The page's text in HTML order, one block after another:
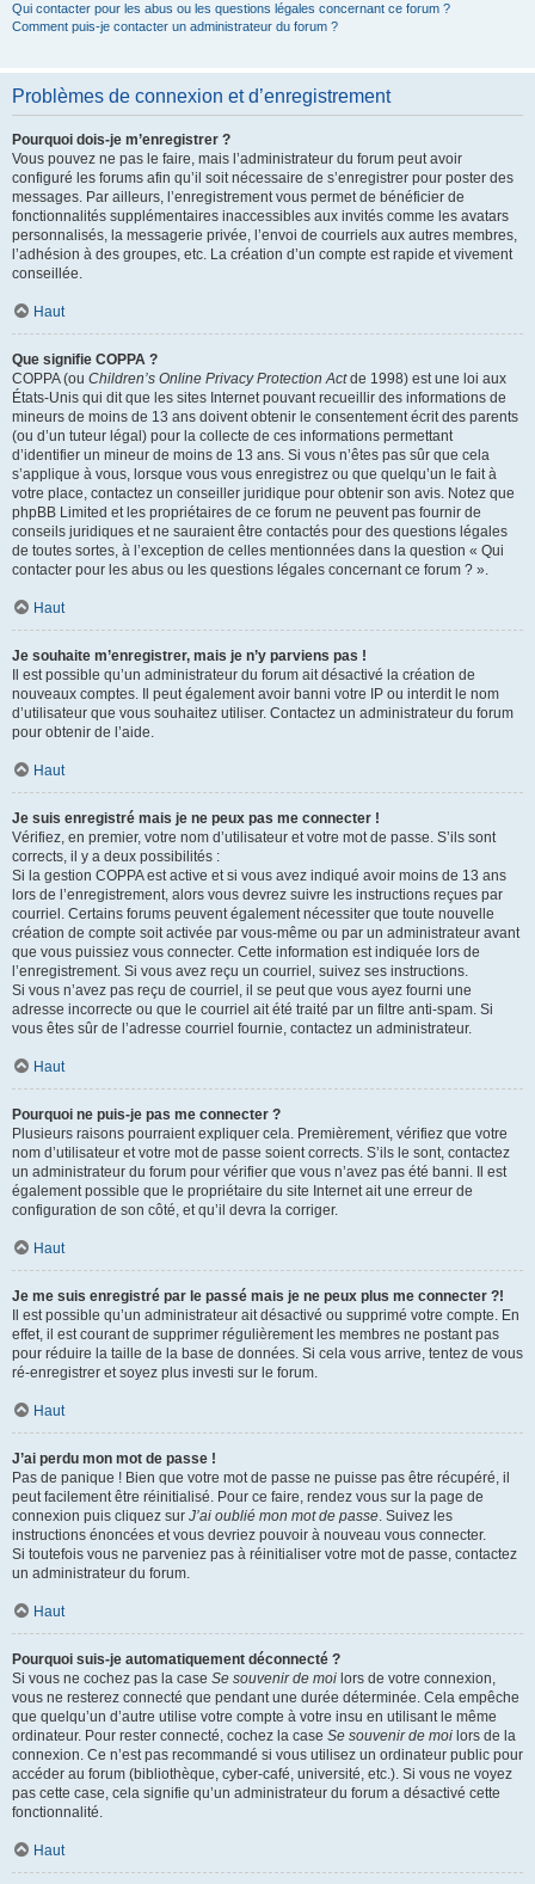
Qui contacter pour les abus ou les questions légales concernant ce forum ?
Comment puis-je contacter un administrateur du forum ?
Problèmes de connexion et d’enregistrement
Pourquoi dois-je m’enregistrer ?
Vous pouvez ne pas le faire, mais l’administrateur du forum peut avoir
configuré les forums afin qu’il soit nécessaire de s’enregistrer pour poster des
messages. Par ailleurs, l’enregistrement vous permet de bénéficier de
fonctionnalités supplémentaires inaccessibles aux invités comme les avatars
personnalisés, la messagerie privée, l’envoi de courriels aux autres membres,
l’adhésion à des groupes, etc. La création d’un compte est rapide et vivement
conseillée.
Haut
Que signifie COPPA ?
COPPA (ou Children’s Online Privacy Protection Actde 1998) est une loi aux
États-Unis qui dit que les sites Internet pouvant recueillir des informations de
mineurs de moins de 13 ans doivent obtenir le consentement écrit des parents
(ou d’un tuteur légal) pour la collecte de ces informations permettant
d’identifier un mineur de moins de 13 ans. Si vous n’êtes pas sûr que cela
s’applique à vous, lorsque vous vous enregistrez ou que quelqu’un le fait à
votre place, contactez un conseiller juridique pour obtenir son avis. Notez que
phpBB Limited et les propriétaires de ce forum ne peuvent pas fournir de
conseils juridiques et ne sauraient être contactés pour des questions légales
de toutes sortes, à l’exception de celles mentionnées dans la question « Qui
contacter pour les abus ou les questions légales concernant ce forum ? ».
Haut
Je souhaite m’enregistrer, mais je n’y parviens pas !
Il est possible qu’un administrateur du forum ait désactivé la création de
nouveaux comptes. Il peut également avoir banni votre IP ou interdit le nom
d’utilisateur que vous souhaitez utiliser. Contactez un administrateur du forum
pour obtenir de l’aide.
Haut
Je suis enregistré mais je ne peux pas me connecter !
Vérifiez, en premier, votre nom d’utilisateur et votre mot de passe. S’ils sont
corrects, il y a deux possibilités :
Si la gestion COPPA est active et si vous avez indiqué avoir moins de 13 ans
lors de l’enregistrement, alors vous devrez suivre les instructions reçues par
courriel. Certains forums peuvent également nécessiter que toute nouvelle
création de compte soit activée par vous-même ou par un administrateur avant
que vous puissiez vous connecter. Cette information est indiquée lors de
l’enregistrement. Si vous avez reçu un courriel, suivez ses instructions.
Si vous n’avez pas reçu de courriel, il se peut que vous ayez fourni une
adresse incorrecte ou que le courriel ait été traité par un filtre anti-spam. Si
vous êtes sûr de l’adresse courriel fournie, contactez un administrateur.
Haut
Pourquoi ne puis-je pas me connecter ?
Plusieurs raisons pourraient expliquer cela. Premièrement, vérifiez que votre
nom d’utilisateur et votre mot de passe soient corrects. S’ils le sont, contactez
un administrateur du forum pour vérifier que vous n’avez pas été banni. Il est
également possible que le propriétaire du site Internet ait une erreur de
configuration de son côté, et qu’il devra la corriger.
Haut
Je me suis enregistré par le passé mais je ne peux plus me connecter ?!
Il est possible qu’un administrateur ait désactivé ou supprimé votre compte. En
effet, il est courant de supprimer régulièrement les membres ne postant pas
pour réduire la taille de la base de données. Si cela vous arrive, tentez de vous
ré-enregistrer et soyez plus investi sur le forum.
Haut
J’ai perdu mon mot de passe !
Pas de panique ! Bien que votre mot de passe ne puisse pas être récupéré, il
peut facilement être réinitialisé. Pour ce faire, rendez vous sur la page de
connexion puis cliquez sur J’ai oublié mon mot de passe. Suivez les
instructions énoncées et vous devriez pouvoir à nouveau vous connecter.
Si toutefois vous ne parveniez pas à réinitialiser votre mot de passe, contactez
un administrateur du forum.
Haut
Pourquoi suis-je automatiquement déconnecté ?
Si vous ne cochez pas la case Se souvenir de moi lors de votre connexion,
vous ne resterez connecté que pendant une durée déterminée. Cela empêche
que quelqu’un d’autre utilise votre compte à votre insu en utilisant le même
ordinateur. Pour rester connecté, cochez la case Se souvenir de moi lors de la
connexion. Ce n’est pas recommandé si vous utilisez un ordinateur public pour
accéder au forum (bibliothèque, cyber-café, université, etc.). Si vous ne voyez
pas cette case, cela signifie qu’un administrateur du forum a désactivé cette
fonctionnalité.
Haut